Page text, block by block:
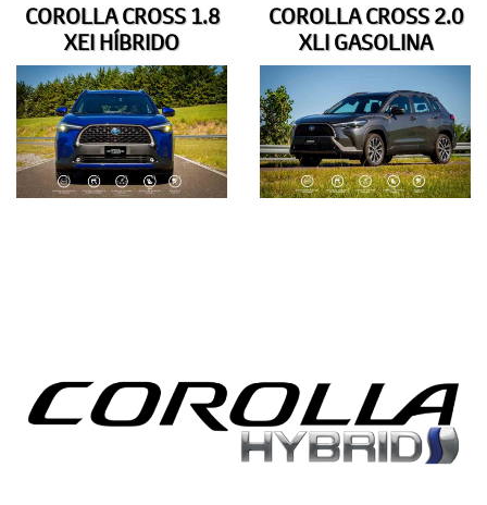
COROLLA CROSS 1.8
XEI HÍBRIDO
COROLLA CROSS 2.0
XLI GASOLINA